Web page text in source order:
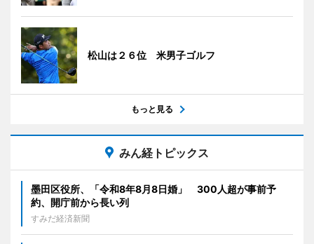
松山は２６位 米男子ゴルフ
もっと見る
みん経トピックス
墨田区役所、「令和8年8月8日婚」 300人超が事前予
約、開庁前から長い列
すみだ経済新聞